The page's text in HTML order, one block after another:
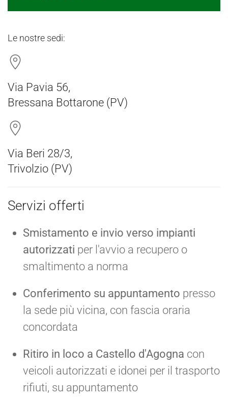
Le nostre sedi:
Via Pavia 56,
Bressana Bottarone (PV)
Via Beri 28/3,
Trivolzio (PV)
Servizi offerti
Smistamento e invio verso impianti
autorizzati per l'avvio a recupero o
smaltimento a norma
Conferimento su appuntamento presso
la sede più vicina, con fascia oraria
concordata
Ritiro in loco a Castello d'Agogna con
veicoli autorizzati e idonei per il trasporto
rifiuti, su appuntamento